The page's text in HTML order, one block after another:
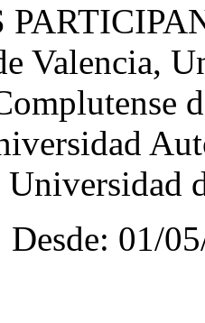
Valencia,
Universidad
01/